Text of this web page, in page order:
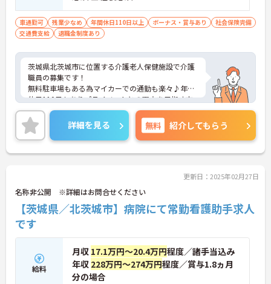
車通勤可 残業少なめ 年間休日110日以上 ボーナス・賞与あり
社会保険完備
交通費支給
退職金制度あり
茨城県北茨城市に位置する介護老人保健施設で介護
職員の募集です！
無料駐車場もある為マイカーでの通勤も楽々♪年間
休日110日もありプライベートとの両立を目指す方
におすすめの環境です◎また昇給や賞与制度があ
り、頑張りが評価されてしっかりと還元されます。
さらに各種手当も充実しているのは嬉しいポイント
です◎しっかりとしたフォロー体制で、経験に関わ
らず安心してスタートできます。
ントもお伝えしますので是非ご応募お待ちしており
詳細を見る 無料 紹介してもらう
更新日：2025年02月27日
名称非公開 ※詳細はお問合せください
【茨城県／北茨城市】病院にて常勤看護助手求人
です
給料
月収 17.1万円～20.4万円程度／諸手当込み
年収 228万円～274万円程度／賞与1.8ヵ月
分の場合